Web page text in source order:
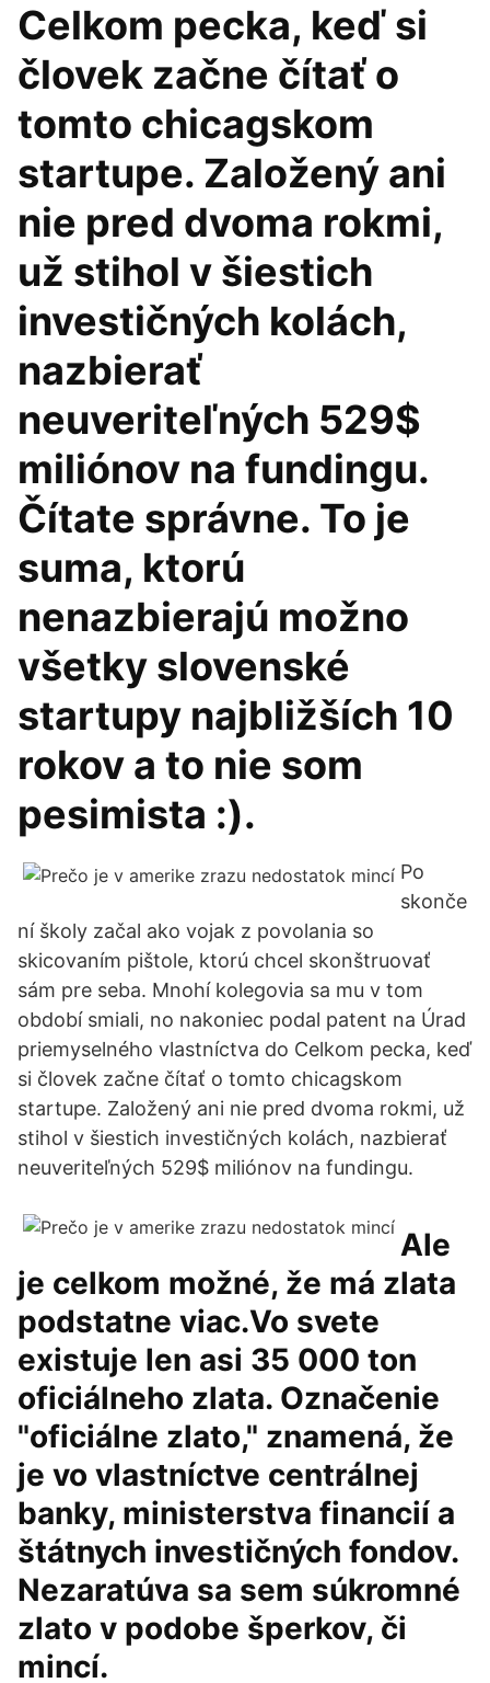
Celkom pecka, keď si
človek začne čítať o
tomto chicagskom
startupe. Založený ani
nie pred dvoma rokmi,
už stihol v šiestich
investičných kolách,
nazbierať
neuveriteľných 529$
miliónov na fundingu.
Čítate správne. To je
suma, ktorú
nenazbierajú možno
všetky slovenské
startupy najbližších 10
rokov a to nie som
pesimista :).
Po
skonče
ní školy začal ako vojak z povolania so
skicovaním pištole, ktorú chcel skonštruovať
sám pre seba. Mnohí kolegovia sa mu v tom
období smiali, no nakoniec podal patent na Úrad
priemyselného vlastníctva do Celkom pecka, keď
si človek začne čítať o tomto chicagskom
startupe. Založený ani nie pred dvoma rokmi, už
stihol v šiestich investičných kolách, nazbierať
neuveriteľných 529$ miliónov na fundingu.
Ale
je celkom možné, že má zlata
podstatne viac.Vo svete
existuje len asi 35 000 ton
oficiálneho zlata. Označenie
"oficiálne zlato," znamená, že
je vo vlastníctve centrálnej
banky, ministerstva financií a
štátnych investičných fondov.
Nezaratúva sa sem súkromné
zlato v podobe šperkov, či
mincí.